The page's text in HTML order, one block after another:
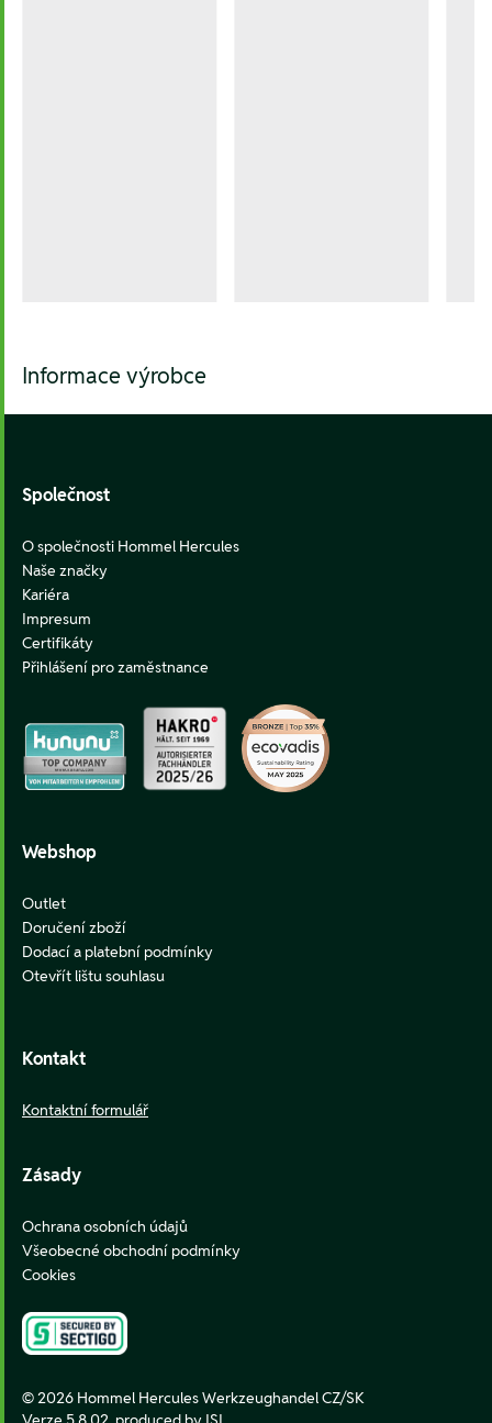
Informace výrobce
Společnost
O společnosti Hommel Hercules
Naše značky
Kariéra
Impresum
Certifikáty
Přihlášení pro zaměstnance
Webshop
Outlet
Doručení zboží
Dodací a platební podmínky
Otevřít lištu souhlasu
Kontakt
Kontaktní formulář
Zásady
Ochrana osobních údajů
Všeobecné obchodní podmínky
Cookies
© 2026 Hommel Hercules Werkzeughandel CZ/SK